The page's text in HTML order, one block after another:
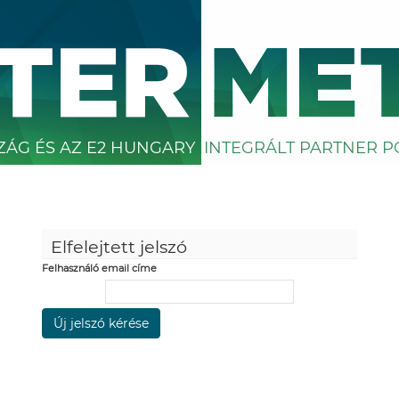
ÉS AZ E2 HUNGARY INTEGRÁLT PARTNER
Elfelejtett jelszó
Felhasználó email címe